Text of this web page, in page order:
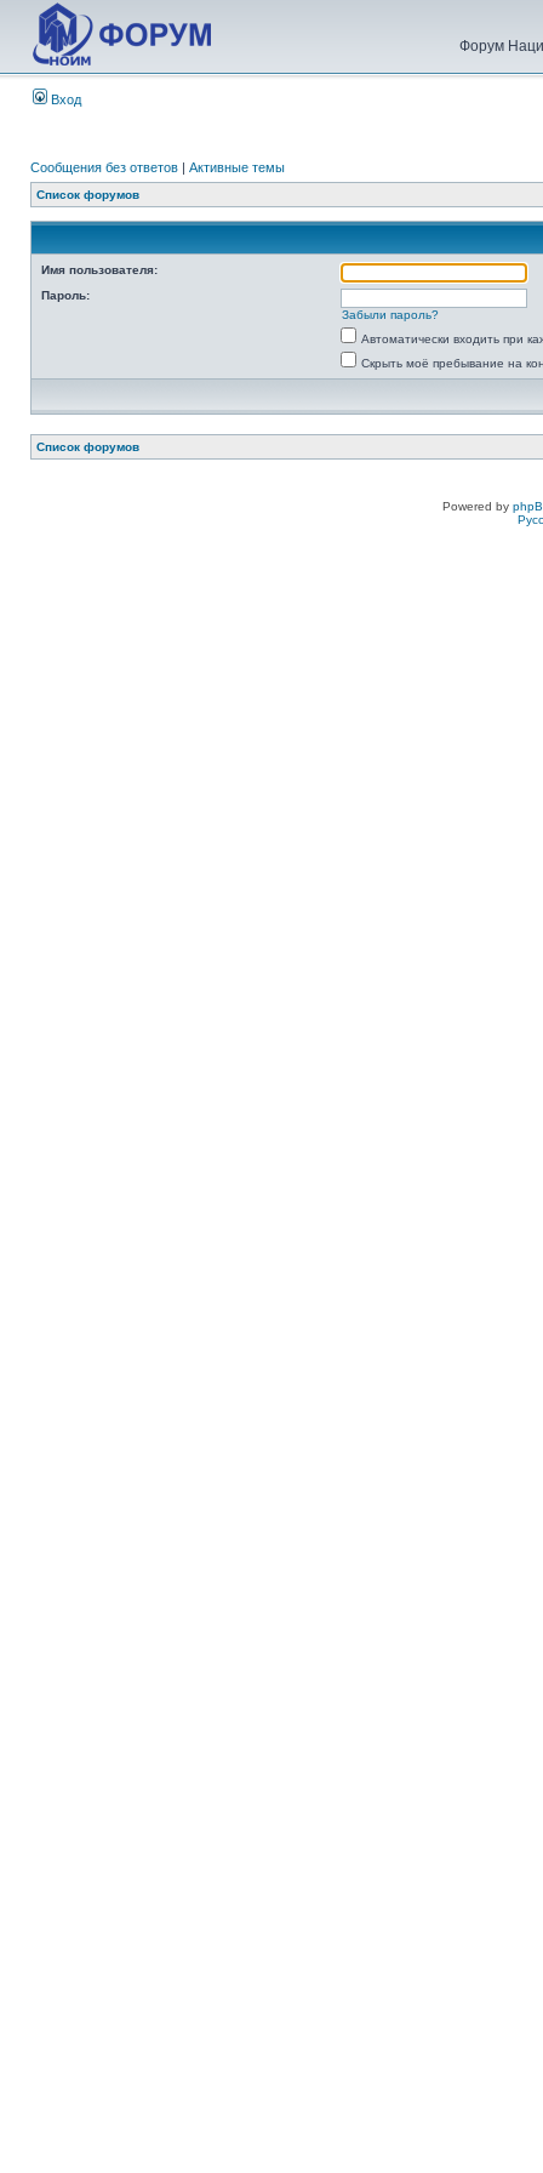
Форум
Вход
Сообщения без ответов | Активные темы
Список форумов
Имя пользователя:
Пароль:
Забыли пароль?
Автоматически входить при
Скрыть моё пребывание на
Список форумов
Powered by